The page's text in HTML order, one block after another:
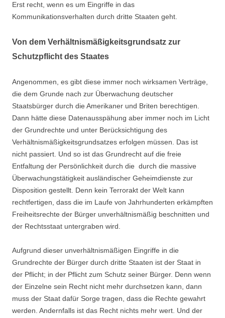
Erst recht, wenn es um Eingriffe in das
Kommunikationsverhalten durch dritte Staaten geht.
Von dem Verhältnismäßigkeitsgrundsatz zur
Schutzpflicht des Staates
Angenommen, es gibt diese immer noch wirksamen Verträge,
die dem Grunde nach zur Überwachung deutscher
Staatsbürger durch die Amerikaner und Briten berechtigen.
Dann hätte diese Datenausspähung aber immer noch im Licht
der Grundrechte und unter Berücksichtigung des
Verhältnismäßigkeitsgrundsatzes erfolgen müssen. Das ist
nicht passiert. Und so ist das Grundrecht auf die freie
Entfaltung der Persönlichkeit durch die durch die massive
Überwachungstätigkeit ausländischer Geheimdienste zur
Disposition gestellt. Denn kein Terrorakt der Welt kann
rechtfertigen, dass die im Laufe von Jahrhunderten erkämpften
Freiheitsrechte der Bürger unverhältnismäßig beschnitten und
der Rechtsstaat untergraben wird.
Aufgrund dieser unverhältnismäßigen Eingriffe in die
Grundrechte der Bürger durch dritte Staaten ist der Staat in
der Pflicht; in der Pflicht zum Schutz seiner Bürger. Denn wenn
der Einzelne sein Recht nicht mehr durchsetzen kann, dann
muss der Staat dafür Sorge tragen, dass die Rechte gewahrt
werden. Andernfalls ist das Recht nichts mehr wert. Und der